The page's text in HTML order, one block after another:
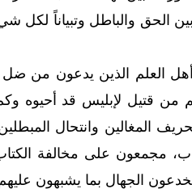
الحق والباطل وتبياناً لكل
أهل العلم الذين يدعون من
من قتيل لإبليس قد أحيوه
المغالين وانتحال
مجمعون على مخالفة
الجهال بما يشبهون